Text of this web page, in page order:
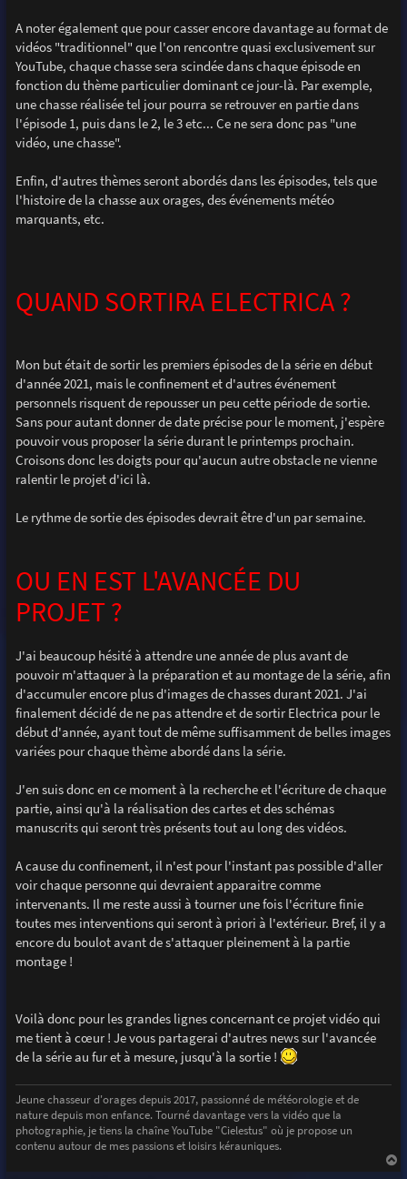
A noter également que pour casser encore davantage au format de
vidéos "traditionnel" que l'on rencontre quasi exclusivement sur
YouTube, chaque chasse sera scindée dans chaque épisode en
fonction du thème particulier dominant ce jour-là. Par exemple,
une chasse réalisée tel jour pourra se retrouver en partie dans
l'épisode 1, puis dans le 2, le 3 etc... Ce ne sera donc pas "une
vidéo, une chasse".
Enfin, d'autres thèmes seront abordés dans les épisodes, tels que
l'histoire de la chasse aux orages, des événements météo
marquants, etc.
QUAND SORTIRA ELECTRICA ?
Mon but était de sortir les premiers épisodes de la série en début
d'année 2021, mais le confinement et d'autres événement
personnels risquent de repousser un peu cette période de sortie.
Sans pour autant donner de date précise pour le moment, j'espère
pouvoir vous proposer la série durant le printemps prochain.
Croisons donc les doigts pour qu'aucun autre obstacle ne vienne
ralentir le projet d'ici là.
Le rythme de sortie des épisodes devrait être d'un par semaine.
OU EN EST L'AVANCÉE DU
PROJET ?
J'ai beaucoup hésité à attendre une année de plus avant de
pouvoir m'attaquer à la préparation et au montage de la série, afin
d'accumuler encore plus d'images de chasses durant 2021. J'ai
finalement décidé de ne pas attendre et de sortir Electrica pour le
début d'année, ayant tout de même suffisamment de belles images
variées pour chaque thème abordé dans la série.
J'en suis donc en ce moment à la recherche et l'écriture de chaque
partie, ainsi qu'à la réalisation des cartes et des schémas
manuscrits qui seront très présents tout au long des vidéos.
A cause du confinement, il n'est pour l'instant pas possible d'aller
voir chaque personne qui devraient apparaitre comme
intervenants. Il me reste aussi à tourner une fois l'écriture finie
toutes mes interventions qui seront à priori à l'extérieur. Bref, il y a
encore du boulot avant de s'attaquer pleinement à la partie
montage !
Voilà donc pour les grandes lignes concernant ce projet vidéo qui
me tient à cœur ! Je vous partagerai d'autres news sur l'avancée
de la série au fur et à mesure, jusqu'à la sortie !
Jeune chasseur d'orages depuis 2017, passionné de météorologie et de
nature depuis mon enfance. Tourné davantage vers la vidéo que la
photographie, je tiens la chaîne YouTube "Cielestus" où je propose un
contenu autour de mes passions et loisirs kérauniques.
a